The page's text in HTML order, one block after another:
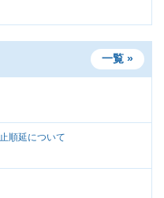
一覧 »
順延について